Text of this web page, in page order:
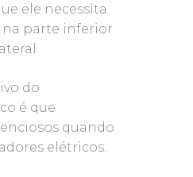
ele necessita
na parte inferior
do
é que
quando
elétricos.